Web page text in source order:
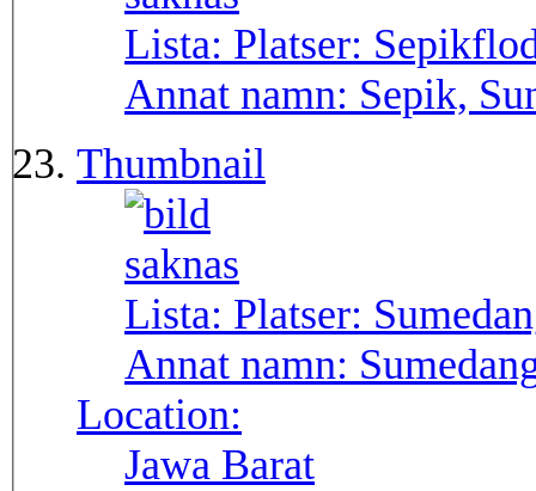
Lista: Platser:
Annat namn: Sepik,
Thumbnail
Lista: Platser:
Annat namn:
Location:
Jawa Barat